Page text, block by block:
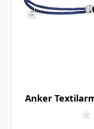
Anker